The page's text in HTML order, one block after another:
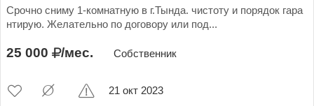
Срочно сниму 1-комнатную в г.Тында. чистоту и порядок гара
нтирую. Желательно по договору или под...
25 000 /мес. Собственник
21 окт 2023